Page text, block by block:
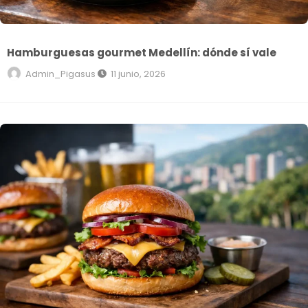
Hamburguesas gourmet Medellín: dónde sí vale
Admin_Pigasus 11 junio, 2026